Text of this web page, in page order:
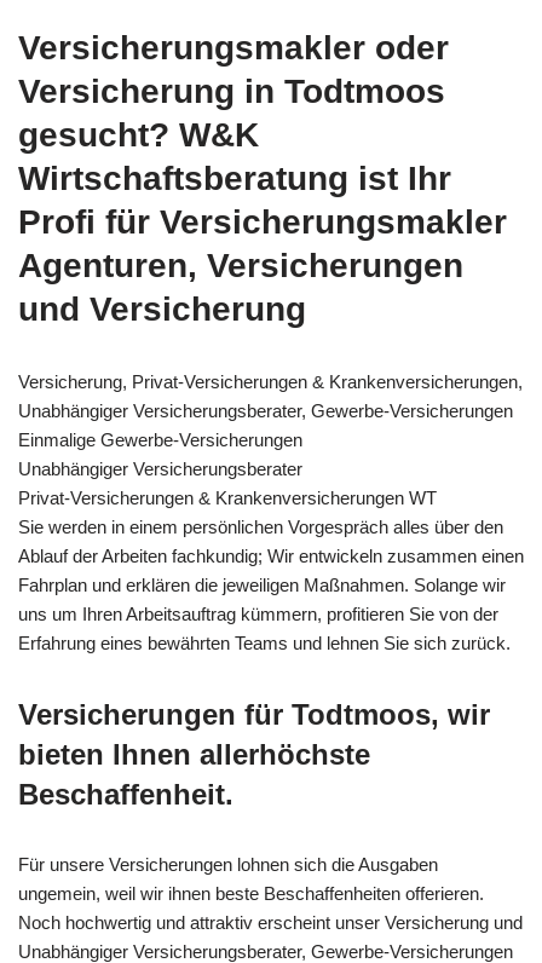
Versicherungsmakler oder
Versicherung in Todtmoos
gesucht? W&K
Wirtschaftsberatung ist Ihr
Profi für Versicherungsmakler
Agenturen, Versicherungen
und Versicherung
Versicherung, Privat-Versicherungen & Krankenversicherungen,
Unabhängiger Versicherungsberater, Gewerbe-Versicherungen
Einmalige Gewerbe-Versicherungen
Unabhängiger Versicherungsberater
Privat-Versicherungen & Krankenversicherungen WT
Sie werden in einem persönlichen Vorgespräch alles über den
Ablauf der Arbeiten fachkundig; Wir entwickeln zusammen einen
Fahrplan und erklären die jeweiligen Maßnahmen. Solange wir
uns um Ihren Arbeitsauftrag kümmern, profitieren Sie von der
Erfahrung eines bewährten Teams und lehnen Sie sich zurück.
Versicherungen für Todtmoos, wir
bieten Ihnen allerhöchste
Beschaffenheit.
Für unsere Versicherungen lohnen sich die Ausgaben
ungemein, weil wir ihnen beste Beschaffenheiten offerieren.
Noch hochwertig und attraktiv erscheint unser Versicherung und
Unabhängiger Versicherungsberater, Gewerbe-Versicherungen